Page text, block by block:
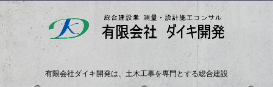
有限会社ダイキ開発は、土木工事を専門とする総合建設